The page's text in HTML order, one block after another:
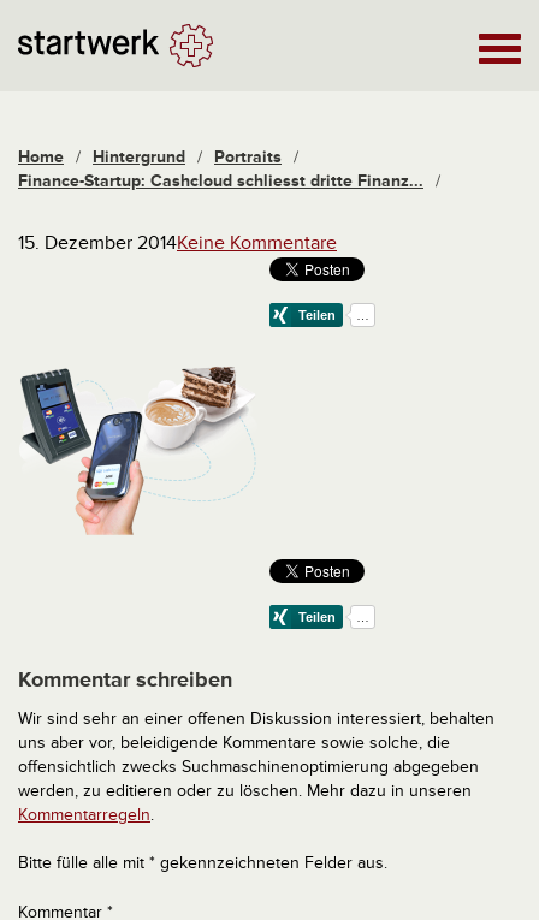
Home / Hintergrund / Portraits /
Finance-Startup: Cashcloud schliesst dritte Finanz...
/
15. Dezember 2014Keine Kommentare
Kommentar schreiben
Wir sind sehr an einer offenen Diskussion interessiert, behalten
uns aber vor, beleidigende Kommentare sowie solche, die
offensichtlich zwecks Suchmaschinenoptimierung abgegeben
werden, zu editieren oder zu löschen. Mehr dazu in unseren
Kommentarregeln.
Bitte fülle alle mit * gekennzeichneten Felder aus.
Kommentar *